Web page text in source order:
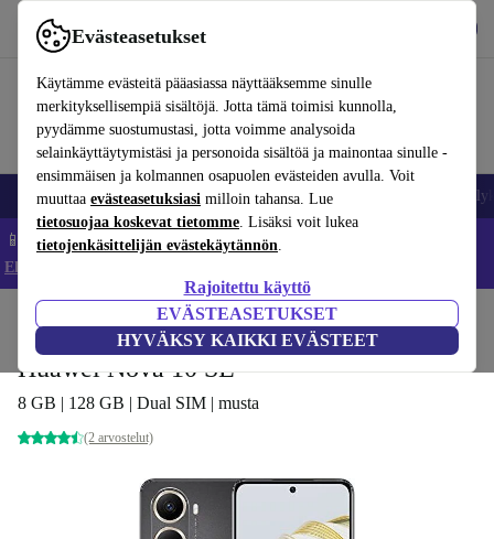
Evästeasetukset
Käytämme evästeitä pääasiassa näyttääksemme sinulle
merkityksellisempiä sisältöjä. Jotta tämä toimisi kunnolla,
pyydämme suostumustasi, jotta voimme analysoida
selainkäyttäytymistäsi ja personoida sisältöä ja mainontaa sinulle -
ensimmäisen ja kolmannen osapuolen evästeiden avulla. Voit
muuttaa evästeasetuksiasi milloin tahansa. Lue
tietosuojaa koskevat tietomme. Lisäksi voit lukea
tietojenkäsittelijän evästekäytännön.
Rajoitettu käyttö
EVÄSTEASETUKSET
HYVÄKSY KAIKKI EVÄSTEET
Käytä refurbed-palvelua nopeasti ja helposti
Matkapuhelimet ja älypuhelimet Kannettavat tietokoneet
📱 Säästä 5 % LISÄÄ iPhoneista – Koodi: IPHONEDEAL –
Ehdot ja säännöt
Matkapuhelimet ja älypuhelimet Huawei-puhelimet
Huawei Nova 10 SE
8 GB | 128 GB | Dual SIM | musta
(2 arvostelut)